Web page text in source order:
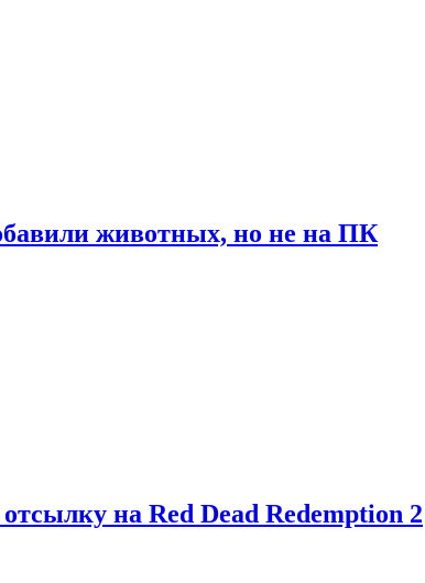
животных, но не на ПК
на Red Dead Redemption 2